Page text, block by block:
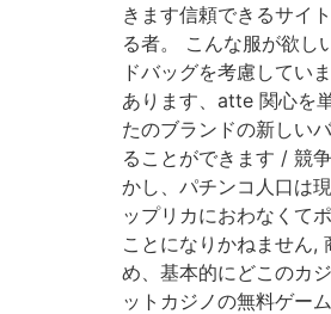
きます信頼できるサイ
る者。 こんな服が欲し
ドバッグを考慮してい
あります、atte 関心を
たのブランドの新しい
ることができます / 競
かし、パチンコ人口は
ップリカにおわなくて
ことになりかねません,
め、基本的にどこのカ
ットカジノの無料ゲー